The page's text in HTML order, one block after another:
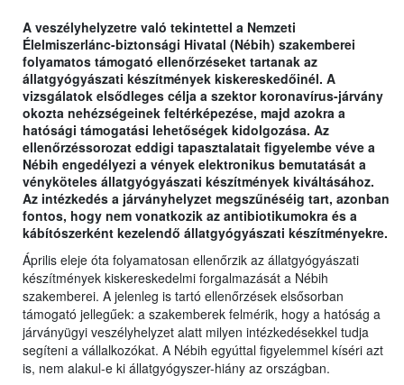
A veszélyhelyzetre való tekintettel a Nemzeti
Élelmiszerlánc-biztonsági Hivatal (Nébih) szakemberei
folyamatos támogató ellenőrzéseket tartanak az
állatgyógyászati készítmények kiskereskedőinél. A
vizsgálatok elsődleges célja a szektor koronavírus-járvány
okozta nehézségeinek feltérképezése, majd azokra a
hatósági támogatási lehetőségek kidolgozása. Az
ellenőrzéssorozat eddigi tapasztalatait figyelembe véve a
Nébih engedélyezi a vények elektronikus bemutatását a
vényköteles állatgyógyászati készítmények kiváltásához.
Az intézkedés a járványhelyzet megszűnéséig tart, azonban
fontos, hogy nem vonatkozik az antibiotikumokra és a
kábítószerként kezelendő állatgyógyászati készítményekre.
Április eleje óta folyamatosan ellenőrzik az állatgyógyászati
készítmények kiskereskedelmi forgalmazását a Nébih
szakemberei. A jelenleg is tartó ellenőrzések elsősorban
támogató jellegűek: a szakemberek felmérik, hogy a hatóság a
járványügyi veszélyhelyzet alatt milyen intézkedésekkel tudja
segíteni a vállalkozókat. A Nébih egyúttal figyelemmel kíséri azt
is, nem alakul-e ki állatgyógyszer-hiány az országban.